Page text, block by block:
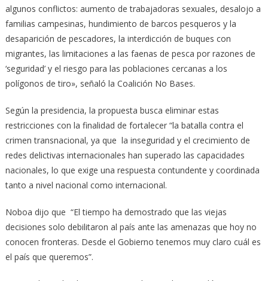
algunos conflictos: aumento de trabajadoras sexuales, desalojo a
familias campesinas, hundimiento de barcos pesqueros y la
desaparición de pescadores, la interdicción de buques con
migrantes, las limitaciones a las faenas de pesca por razones de
‘seguridad’ y el riesgo para las poblaciones cercanas a los
polígonos de tiro», señaló la Coalición No Bases.
Según la presidencia, la propuesta busca eliminar estas
restricciones con la finalidad de fortalecer “la batalla contra el
crimen transnacional, ya que la inseguridad y el crecimiento de
redes delictivas internacionales han superado las capacidades
nacionales, lo que exige una respuesta contundente y coordinada
tanto a nivel nacional como internacional.
Noboa dijo que “El tiempo ha demostrado que las viejas
decisiones solo debilitaron al país ante las amenazas que hoy no
conocen fronteras. Desde el Gobierno tenemos muy claro cuál es
el país que queremos”.